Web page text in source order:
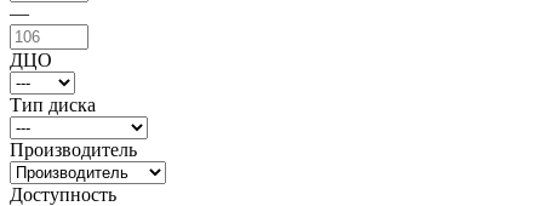
—
ДЦО
Тип диска
Производитель
Доступность